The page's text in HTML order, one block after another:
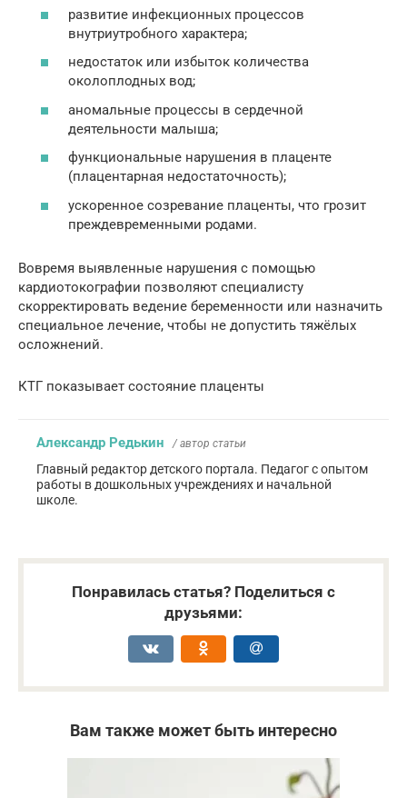
развитие инфекционных процессов
внутриутробного характера;
недостаток или избыток количества
околоплодных вод;
аномальные процессы в сердечной
деятельности малыша;
функциональные нарушения в плаценте
(плацентарная недостаточность);
ускоренное созревание плаценты, что грозит
преждевременными родами.
Вовремя выявленные нарушения с помощью
кардиотокографии позволяют специалисту
скорректировать ведение беременности или назначить
специальное лечение, чтобы не допустить тяжёлых
осложнений.
КТГ показывает состояние плаценты
Александр Редькин / автор статьи
Главный редактор детского портала. Педагог с опытом
работы в дошкольных учреждениях и начальной
школе.
Понравилась статья? Поделиться с
друзьями:
Вам также может быть интересно